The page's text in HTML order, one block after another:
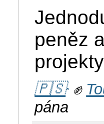
peněz
🇵🇸 ✊
pána